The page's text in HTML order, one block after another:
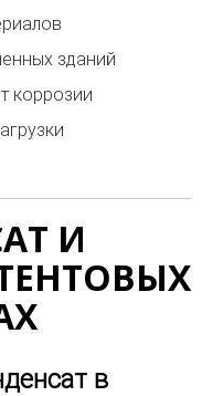
зданий
коррозии
И
в